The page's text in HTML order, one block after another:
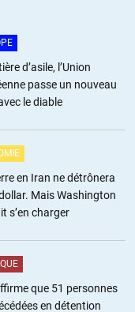
quelqu’un…
d’asile, l’Union
passe un nouveau
le diable
en Iran ne détrônera
Mais Washington
s’en charger
que 51 personnes
en détention